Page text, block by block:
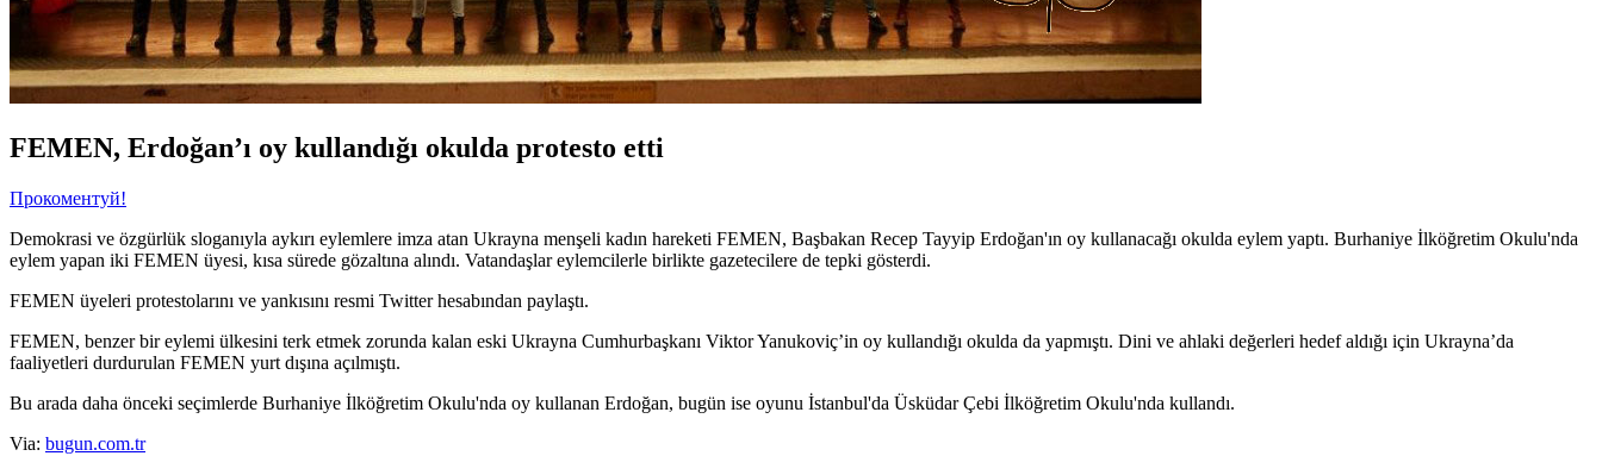
FEMEN, Erdoğan’ı oy kullandığı okulda protesto etti
Прокоментуй!
Demokrasi ve özgürlük sloganıyla aykırı eylemlere imza atan Ukrayna menşeli kadın hareketi FEMEN, Başbakan Recep Tayyip Erdoğan'ın oy kullanacağı okulda eylem yaptı. Burhaniye İlköğretim Okulu'nda
eylem yapan iki FEMEN üyesi, kısa sürede gözaltına alındı. Vatandaşlar eylemcilerle birlikte gazetecilere de tepki gösterdi.
FEMEN üyeleri protestolarını ve yankısını resmi Twitter hesabından paylaştı.
FEMEN, benzer bir eylemi ülkesini terk etmek zorunda kalan eski Ukrayna Cumhurbaşkanı Viktor Yanukoviç’in oy kullandığı okulda da yapmıştı. Dini ve ahlaki değerleri hedef aldığı için Ukrayna’da
faaliyetleri durdurulan FEMEN yurt dışına açılmıştı.
Bu arada daha önceki seçimlerde Burhaniye İlköğretim Okulu'nda oy kullanan Erdoğan, bugün ise oyunu İstanbul'da Üsküdar Çebi İlköğretim Okulu'nda kullandı.
Via: bugun.com.tr